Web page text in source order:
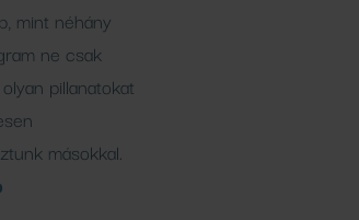
mint néhány
ne csak
pillanatokat
másokkal.